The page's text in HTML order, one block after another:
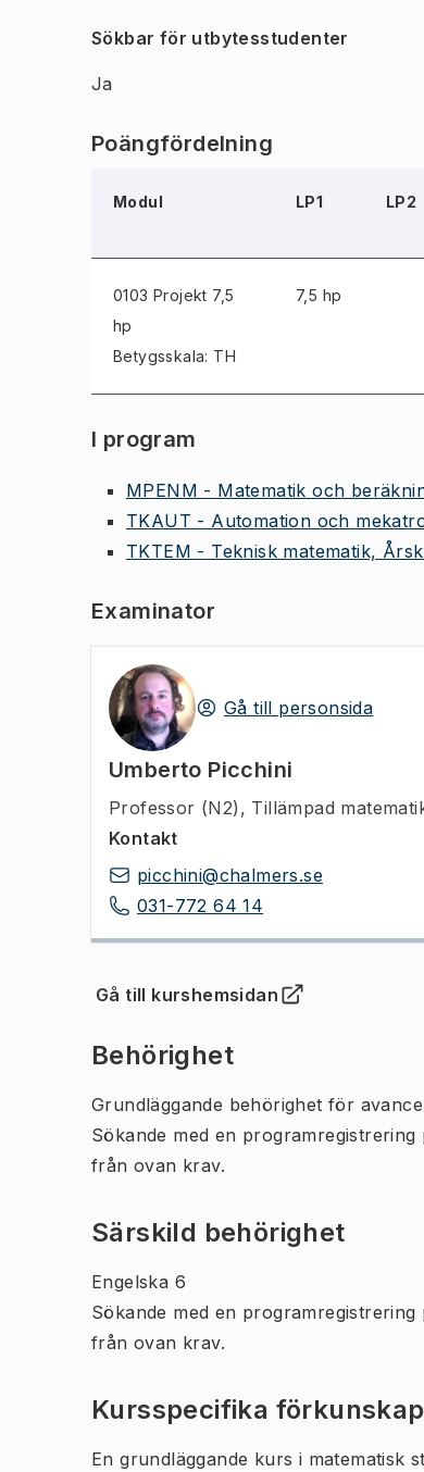
Sökbar för utbytesstudenter
Ja
Poängfördelning
Modul LP1 LP2
0103 Projekt 7,5
hp
Betygsskala: TH
7,5 hp
I program
MPENM - Matematik och
TKAUT - Automation och
TKTEM - Teknisk matematik,
Examinator
Gå till personsida
Umberto Picchini
Professor (N2) , Tillämpad
Kontakt
picchini@chalmers.se
031-772 64 14
Gå till kurshemsidan
(Öppnas i ny flik)
Behörighet
Grundläggande behörighet för
Sökande med en
från ovan krav.
Särskild behörighet
Engelska 6
Sökande med en
från ovan krav.
Kursspecifika
En grundläggande kurs i matematisk